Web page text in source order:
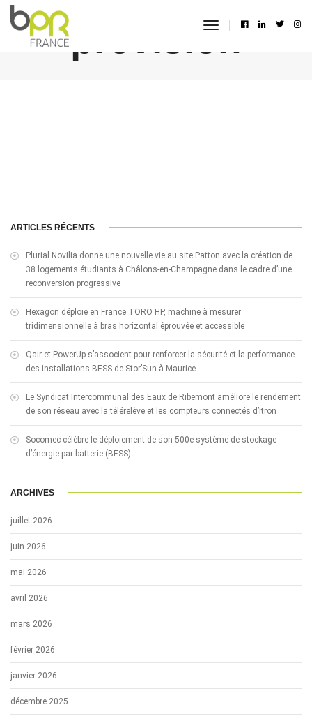
toggle
prévision
ARTICLES RÉCENTS
Plurial Novilia donne une nouvelle vie au site Patton avec la création de
38 logements étudiants à Châlons-en-Champagne dans le cadre d’une
reconversion progressive
Hexagon déploie en France TORO HP, machine à mesurer
tridimensionnelle à bras horizontal éprouvée et accessible
Qair et PowerUp s’associent pour renforcer la sécurité et la performance
des installations BESS de Stor’Sun à Maurice
Le Syndicat Intercommunal des Eaux de Ribemont améliore le rendement
de son réseau avec la télérelève et les compteurs connectés d’Itron
Socomec célèbre le déploiement de son 500e système de stockage
d’énergie par batterie (BESS)
ARCHIVES
juillet 2026
juin 2026
mai 2026
avril 2026
mars 2026
février 2026
janvier 2026
décembre 2025